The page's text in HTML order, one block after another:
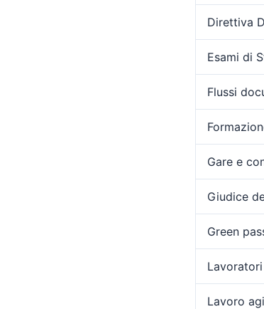
Direttiva
Esami di
Flussi
Gare e
Giudice
Green
Lavoro